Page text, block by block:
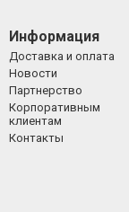
Информация
Доставка и оплата
Новости
Партнерство
Корпоративным
клиентам
Контакты